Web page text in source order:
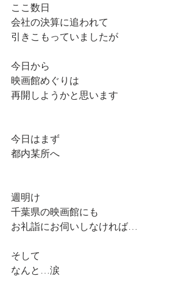
ここ数日
会社の決算に追われて
引きこもっていましたが
今日から
映画館めぐりは
再開しようかと思います
今日はまず
都内某所へ
週明け
千葉県の映画館にも
お礼詣にお伺いしなければ…
そして
なんと…涙